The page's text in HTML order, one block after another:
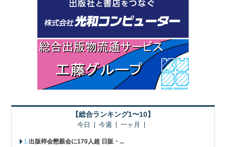
【総合ランキング1〜10】
今日 今週 一ヶ月
出版梓会懇親会に170人超 日販・...